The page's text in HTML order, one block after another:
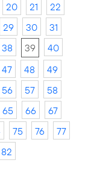
20 21
22
29 30
31
38 39
40
47 48
49
56 57
58
65 66
67
75 76
77
82